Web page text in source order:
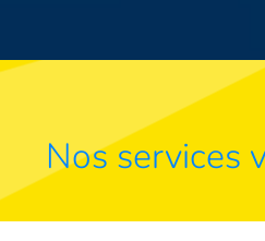
Nos services